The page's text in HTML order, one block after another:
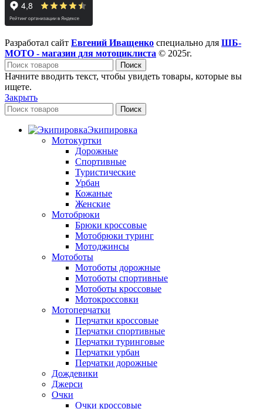
Разработал сайт Евгений Иващенко специально для ШБ-
МОТО - магазин для мотоциклиста © 2025г.
Поиск
Начните вводить текст, чтобы увидеть товары, которые вы
ищете.
Закрыть
Поиск
Экипировка
Мотокуртки
Дорожные
Спортивные
Туристические
Урбан
Кожаные
Женские
Мотобрюки
Брюки кроссовые
Мотобрюки туринг
Мотоджинсы
Мотоботы
Мотоботы дорожные
Мотоботы спортивные
Мотоботы кроссовые
Мотокроссовки
Мотоперчатки
Перчатки кроссовые
Перчатки спортивные
Перчатки туринговые
Перчатки урбан
Перчатки дорожные
Дождевики
Джерси
Очки
Очки кроссовые